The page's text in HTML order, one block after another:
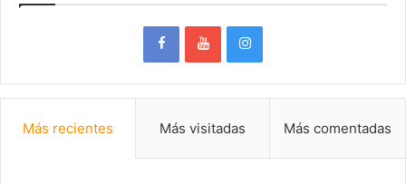
Más recientes Más visitadas Más comentadas